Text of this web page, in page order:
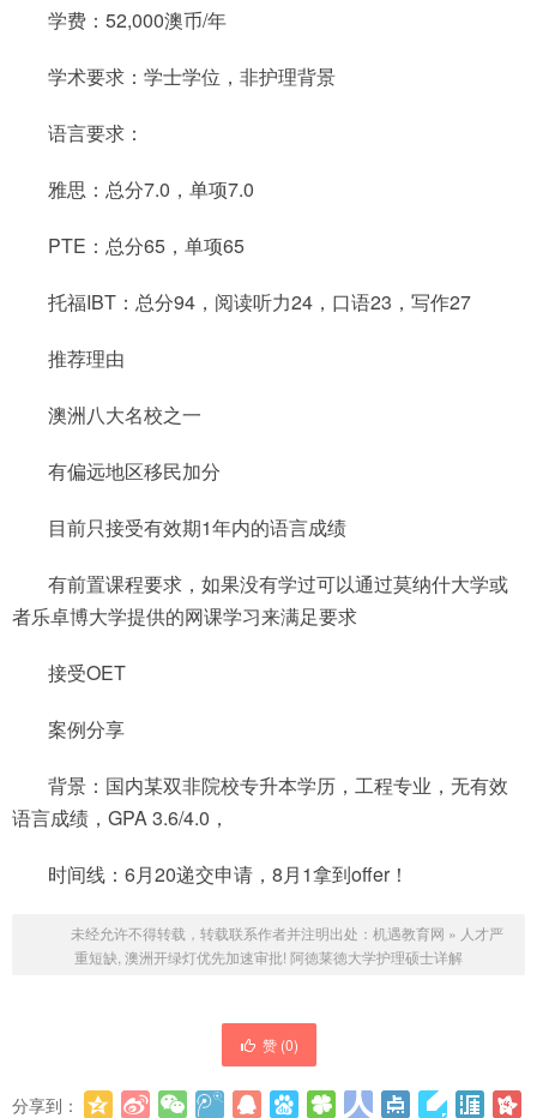
学费：52,000澳币/年
学术要求：学士学位，非护理背景
语言要求：
雅思：总分7.0，单项7.0
PTE：总分65，单项65
托福IBT：总分94，阅读听力24，口语23，写作27
推荐理由
澳洲八大名校之一
有偏远地区移民加分
目前只接受有效期1年内的语言成绩
有前置课程要求，如果没有学过可以通过莫纳什大学或
者乐卓博大学提供的网课学习来满足要求
接受OET
案例分享
背景：国内某双非院校专升本学历，工程专业，无有效
语言成绩，GPA 3.6/4.0，
时间线：6月20递交申请，8月1拿到offer！
未经允许不得转载，转载联系作者并注明出处： 机遇教育网 » 人才严
重短缺, 澳洲开绿灯优先加速审批! 阿徳莱徳大学护理硕士详解
赞 (0)
分享到：